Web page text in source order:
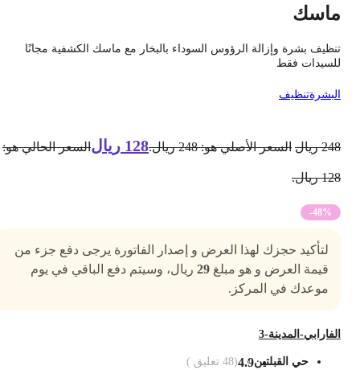
بشرة وإزالة الرؤوس السوداء بالبخار مع ماسك الكشفية مجانًا
فقط
تنظيف
ريال السعر الأصلي هو: 248 ريال. 128 ريال السعر الحالي هو:
-48%
لتأكيد حجزك لهذا العرض و إصدار الفاتورة يرجى دفع جزء من
قيمة العرض و هو مبلغ29ريال، وسيتم دفع الباقي في يوم
موعدك في المركز.
المدينة-3
حي القبلتين4.9
(
48تعليق )